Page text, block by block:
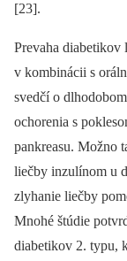
[23].
Prevaha diabetikov
v kombinácii s
svedčí o
ochorenia s
pankreasu. Možno
liečby inzulínom u
zlyhanie liečby
Mnohé štúdie
diabetikov 2. typu,